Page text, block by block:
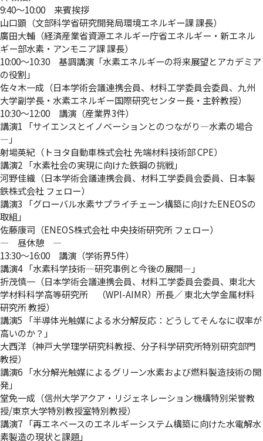
9:40～10:00 来賓挨拶
山口顕（文部科学省研究開発局環境エネルギー課 課長）
廣田大輔（経済産業省資源エネルギー庁省エネルギー・新エネル
ギー部水素・アンモニア課 課長）
10:00～10:30 基調講演「水素エネルギーの将来展望とアカデミア
の役割」
佐々木一成（日本学術会議連携会員、材料工学委員会委員、九州
大学副学長・水素エネルギー国際研究センター長・主幹教授）
10:30～12:00 講演（産業界3件）
講演1 「サイエンスとイノベーションとのつながり―水素の場合
―」
射場英紀（トヨタ自動車株式会社 先端材料技術部 CPE）
講演2 「水素社会の実現に向けた鉄鋼の挑戦」
河野佳織（日本学術会議連携会員、材料工学委員会委員、日本製
鉄株式会社 フェロー）
講演3 「グローバル水素サプライチェーン構築に向けたENEOSの
取組」
佐藤康司（ENEOS株式会社 中央技術研究所 フェロー）
― 昼休憩 ―
13:30～16:00 講演（学術界5件）
講演4 「水素科学技術―研究事例と今後の展開―」
折茂慎一（日本学術会議連携会員、材料工学委員会委員、東北大
学材料科学高等研究所 （WPI-AIMR）所長／ 東北大学金属材料
研究所 教授）
講演5 「半導体光触媒による水分解反応：どうしてそんなに収率が
高いのか？」
大西洋（神戸大学理学研究科教授、分子科学研究所特別研究部門
教授）
講演6 「水分解光触媒によるグリーン水素および燃料製造技術の開
発」
堂免一成（信州大学アクア・リジェネレーション機構特別栄誉教
授/東京大学特別教授室特別教授）
講演7 「再エネベースのエネルギーシステム構築に向けた水電解水
素製造の現状と課題」